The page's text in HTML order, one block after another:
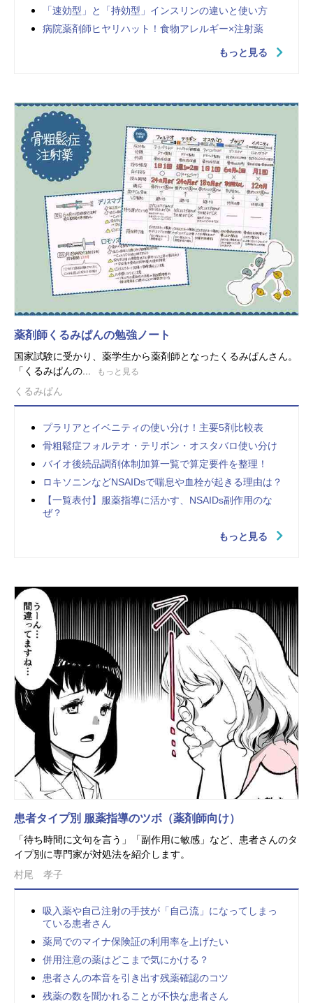
「速効型」と「持効型」インスリンの違いと使い方
病院薬剤師ヒヤリハット！食物アレルギー×注射薬
もっと見る
薬剤師くるみぱんの勉強ノート
国家試験に受かり、薬学生から薬剤師となったくるみぱんさん。
「くるみぱんの...
もっと見る
くるみぱん
プラリアとイベニティの使い分け！主要5剤比較表
骨粗鬆症フォルテオ・テリボン・オスタバロ使い分け
バイオ後続品調剤体制加算一覧で算定要件を整理！
ロキソニンなどNSAIDsで喘息や血栓が起きる理由は？
【一覧表付】服薬指導に活かす、NSAIDs副作用のな
ぜ？
もっと見る
患者タイプ別 服薬指導のツボ（薬剤師向け）
「待ち時間に文句を言う」「副作用に敏感」など、患者さんのタ
イプ別に専門家が対処法を紹介します。
村尾 孝子
吸入薬や自己注射の手技が「自己流」になってしまっ
ている患者さん
薬局でのマイナ保険証の利用率を上げたい
併用注意の薬はどこまで気にかける？
患者さんの本音を引き出す残薬確認のコツ
残薬の数を聞かれることが不快な患者さん